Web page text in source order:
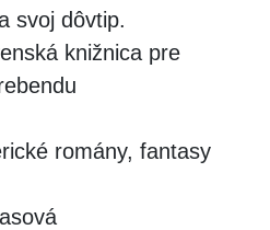
svoj dôvtip.
knižnica pre
romány, fantasy